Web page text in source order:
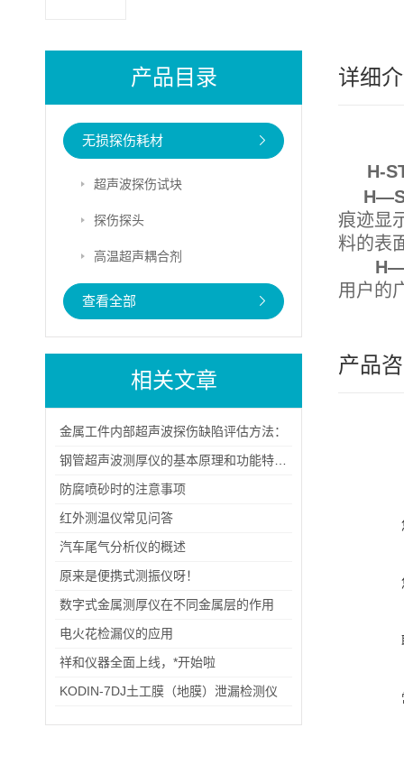
产品目录
无损探伤耗材
超声波探伤试块
探伤探头
高温超声耦合剂
查看全部
相关文章
金属工件内部超声波探伤缺陷评估方法：
防腐喷砂时的注意事项
红外测温仪常见问答
汽车尾气分析仪的概述
原来是便携式测振仪呀！
数字式金属测厚仪在不同金属层的作用
电火花检漏仪的应用
祥和仪器全面上线，*开始啦
KODIN-7DJ土工膜（地膜）泄漏检测仪
详细
H-
痕迹显
料的表
用户的
产品